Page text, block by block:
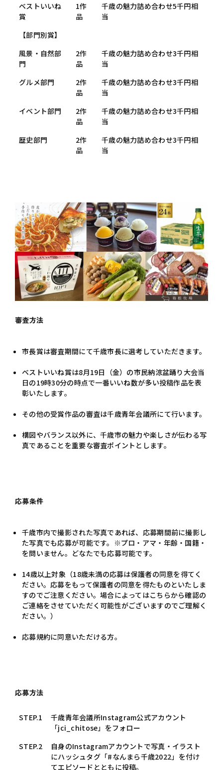
ベストいいね
賞
1作
品
千歳の魅力詰め合わせ5千円相
当
【部門別賞】
風景・自然部
門
2作
品
千歳の魅力詰め合わせ3千円相
当
グルメ部門
2作
品
千歳の魅力詰め合わせ3千円相
当
イベント部門
2作
品
千歳の魅力詰め合わせ3千円相
当
歴史部門
2作
品
千歳の魅力詰め合わせ3千円相
当
審査方法
市長賞は審査期間にて千歳市長に選考していただきます。
ベストいいね賞は8月19日（金）の市民納涼盆踊り大会当
日の19時30分の時点で一番いいね数が多い投稿作品を表
彰いたします。
その他の受賞作品の審査は千歳青年会議所にて行います。
構図やバランス以外に、千歳市の魅力や楽しさが伝わる写
真であることを重要な審査ポイントとします。
応募条件
千歳市内で撮影された写真であれば、応募期間前に撮影し
た写真でも応募が可能です。※プロ・アマ・年齢・国籍・
を問いません。どなたでも応募可能です。
14歳以上対象（18歳未満の応募は保護者の同意を得てく
ださい。応募をもって保護者の同意を得たものといたしま
すのでご注意ください。場合によってはこちらから確認の
ご連絡をさせていただく可能性がございますのでご理解く
ださい。）
応募規約に同意いただける方。
応募方法
STEP.1
千歳青年会議所Instagram公式アカウント
「jci_chitose」をフォロー
STEP.2
自身のInstagramアカウントで写真・イラスト
にハッシュタグ「#なんまら千歳2022」を付け
てエピソードとともに投稿。